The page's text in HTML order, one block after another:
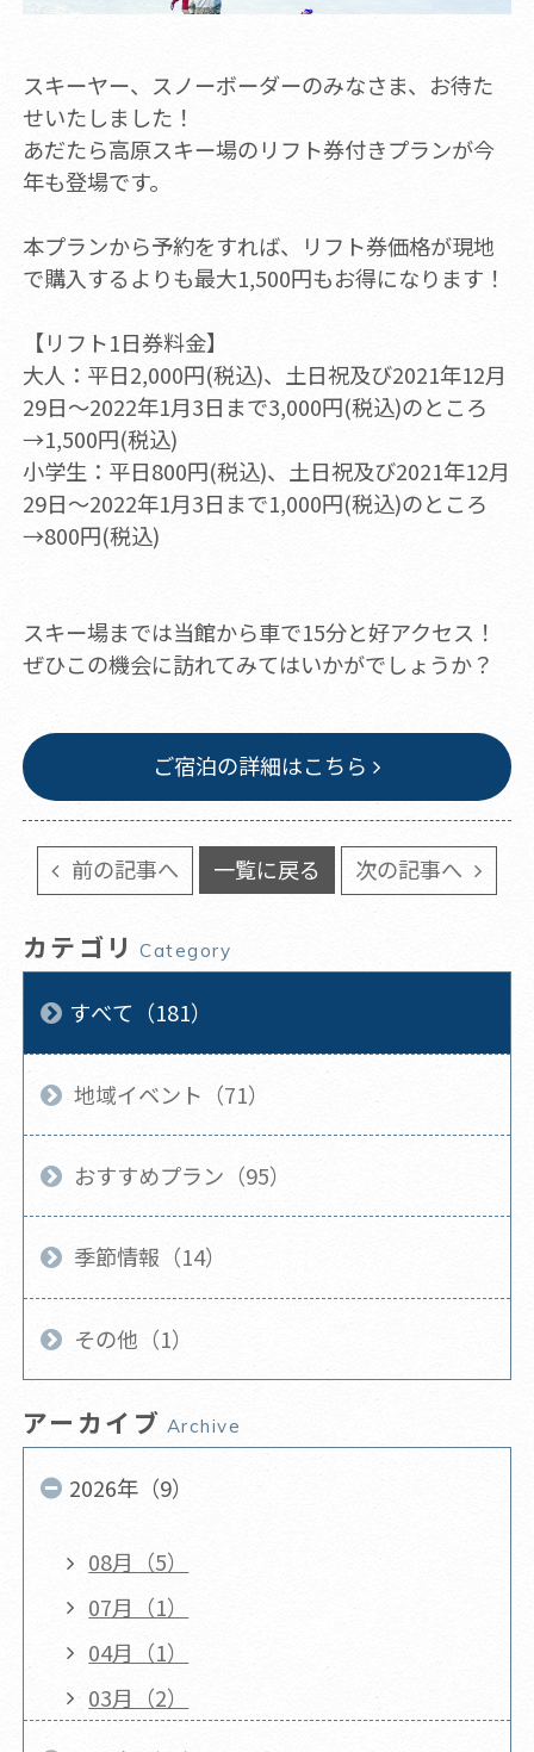
スキーヤー、スノーボーダーのみなさま、お待た
せいたしました！
あだたら高原スキー場のリフト券付きプランが今
年も登場です。
本プランから予約をすれば、リフト券価格が現地
で購入するよりも最大1,500円もお得になります！
【リフト1日券料金】
大人：平日2,000円(税込)、土日祝及び2021年12月
29日～2022年1月3日まで3,000円(税込)のところ
→1,500円(税込)
小学生：平日800円(税込)、土日祝及び2021年12月
29日～2022年1月3日まで1,000円(税込)のところ
→800円(税込)
スキー場までは当館から車で15分と好アクセス！
ぜひこの機会に訪れてみてはいかがでしょうか？
ご宿泊の詳細はこちら
前の記事へ 一覧に戻る 次の記事へ
カテゴリ Category
すべて（181）
地域イベント（71）
おすすめプラン（95）
季節情報（14）
その他（1）
アーカイブ Archive
2026年（9）
08月（5）
07月（1）
04月（1）
03月（2）